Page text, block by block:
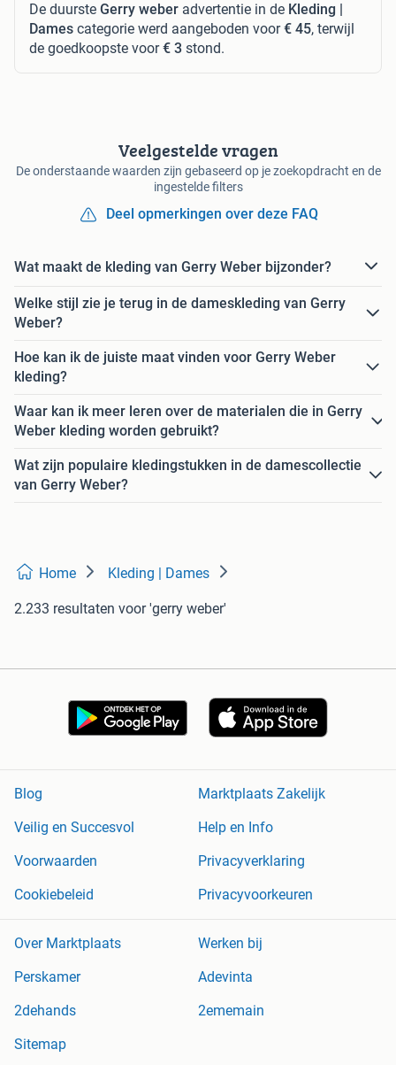
De duurste Gerry weber advertentie in de Kleding |
Dames categorie werd aangeboden voor€ 45, terwijl
de goedkoopste voor€ 3 stond.
Veelgestelde vragen
De onderstaande waarden zijn gebaseerd op je zoekopdracht en de
ingestelde filters
Deel opmerkingen over deze FAQ
Wat maakt de kleding van Gerry Weber bijzonder?
Welke stijl zie je terug in de dameskleding van Gerry
Weber?
Hoe kan ik de juiste maat vinden voor Gerry Weber
kleding?
Waar kan ik meer leren over de materialen die in Gerry
Weber kleding worden gebruikt?
Wat zijn populaire kledingstukken in de damescollectie
van Gerry Weber?
Home Kleding | Dames
2.233 resultaten voor 'gerry weber'
Blog
Marktplaats Zakelijk
Veilig en Succesvol
Help en Info
Voorwaarden
Privacyverklaring
Cookiebeleid
Privacyvoorkeuren
Over Marktplaats
Werken bij
Perskamer
Adevinta
2dehands
2ememain
Sitemap